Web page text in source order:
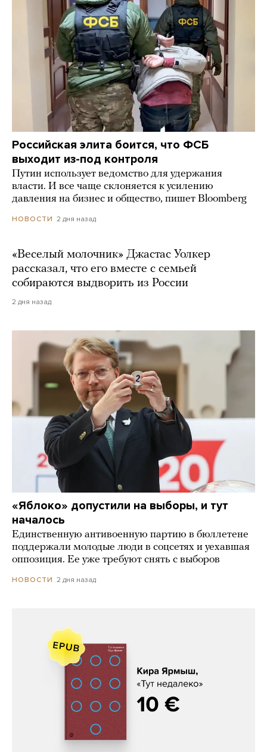
Российская элита боится, что ФСБ
выходит из-под контроля
Путин использует ведомство для удержания
власти. И все чаще склоняется к усилению
давления на бизнес и общество, пишет Bloomberg
НОВОСТИ 2 дня назад
«Веселый молочник» Джастас Уолкер
рассказал, что его вместе с семьей
собираются выдворить из России
2 дня назад
«Яблоко» допустили на выборы, и тут
началось
Единственную антивоенную партию в бюллетене
поддержали молодые люди в соцсетях и уехавшая
оппозиция. Ее уже требуют снять с выборов
НОВОСТИ 2 дня назад
Кира Ярмыш, «Тут недалеко»